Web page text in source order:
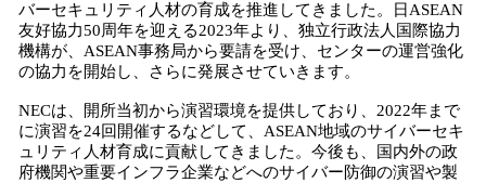
バーセキュリティ人材の育成を推進してきました。日ASEAN
友好協力50周年を迎える2023年より、独立行政法人国際協力
機構が、ASEAN事務局から要請を受け、センターの運営強化
の協力を開始し、さらに発展させていきます。
NECは、開所当初から演習環境を提供しており、2022年まで
に演習を24回開催するなどして、ASEAN地域のサイバーセキ
ュリティ人材育成に貢献してきました。今後も、国内外の政
府機関や重要インフラ企業などへのサイバー防御の演習や製